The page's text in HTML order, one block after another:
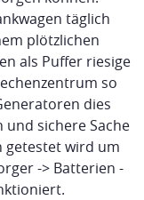
täglich
plötzlichen
als Puffer riesige
so
dies
sichere Sache
getestet wird um
-> Batterien -